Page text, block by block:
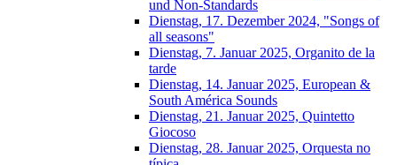
und Non-Standards
Dienstag, 17. Dezember 2024, "Songs of
all seasons"
Dienstag, 7. Januar 2025, Organito de la
tarde
Dienstag, 14. Januar 2025, European &
South América Sounds
Dienstag, 21. Januar 2025, Quintetto
Giocoso
Dienstag, 28. Januar 2025, Orquesta no